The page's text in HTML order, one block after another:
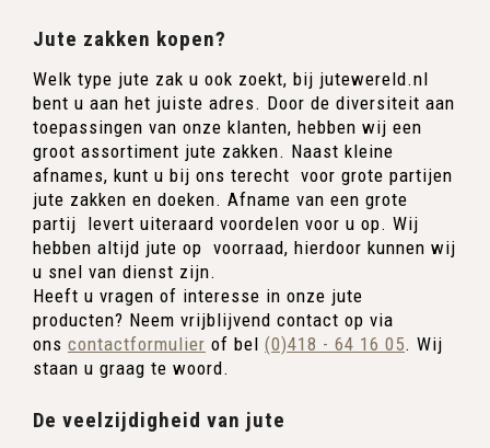
Jute zakken kopen?
Welk type jute zak u ook zoekt, bij jutewereld.nl
bent u aan het juiste adres. Door de diversiteit aan
toepassingen van onze klanten, hebben wij een
groot assortiment jute zakken. Naast kleine
afnames, kunt u bij ons terecht voor grote partijen
jute zakken en doeken. Afname van een grote
partij levert uiteraard voordelen voor u op. Wij
hebben altijd jute op voorraad, hierdoor kunnen wij
u snel van dienst zijn.
Heeft u vragen of interesse in onze jute
producten? Neem vrijblijvend contact op via
ons contactformulier of bel (0)418 - 64 16 05. Wij
staan u graag te woord.
De veelzijdigheid van jute